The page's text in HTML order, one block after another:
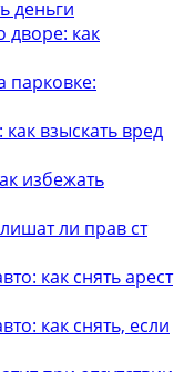
деньги
дворе: как
парковке:
взыскать вред
избежать
ли прав ст
как снять арест
как снять, если